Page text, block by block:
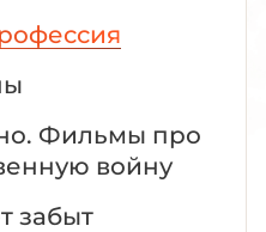
Фильмы про
войну
забыт